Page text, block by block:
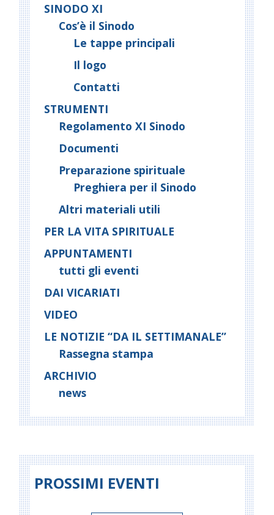
SINODO XI
Cos’è il Sinodo
Le tappe principali
Il logo
Contatti
STRUMENTI
Regolamento XI Sinodo
Documenti
Preparazione spirituale
Preghiera per il Sinodo
Altri materiali utili
PER LA VITA SPIRITUALE
APPUNTAMENTI
tutti gli eventi
DAI VICARIATI
VIDEO
LE NOTIZIE “DA IL SETTIMANALE”
Rassegna stampa
ARCHIVIO
news
PROSSIMI EVENTI